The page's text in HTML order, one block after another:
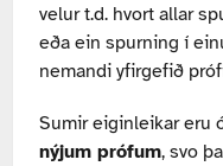
velur t.d. hvort allar
eða ein spurning í
nemandi yfirgefið
Sumir eiginleikar eru
nýjum prófum, svo